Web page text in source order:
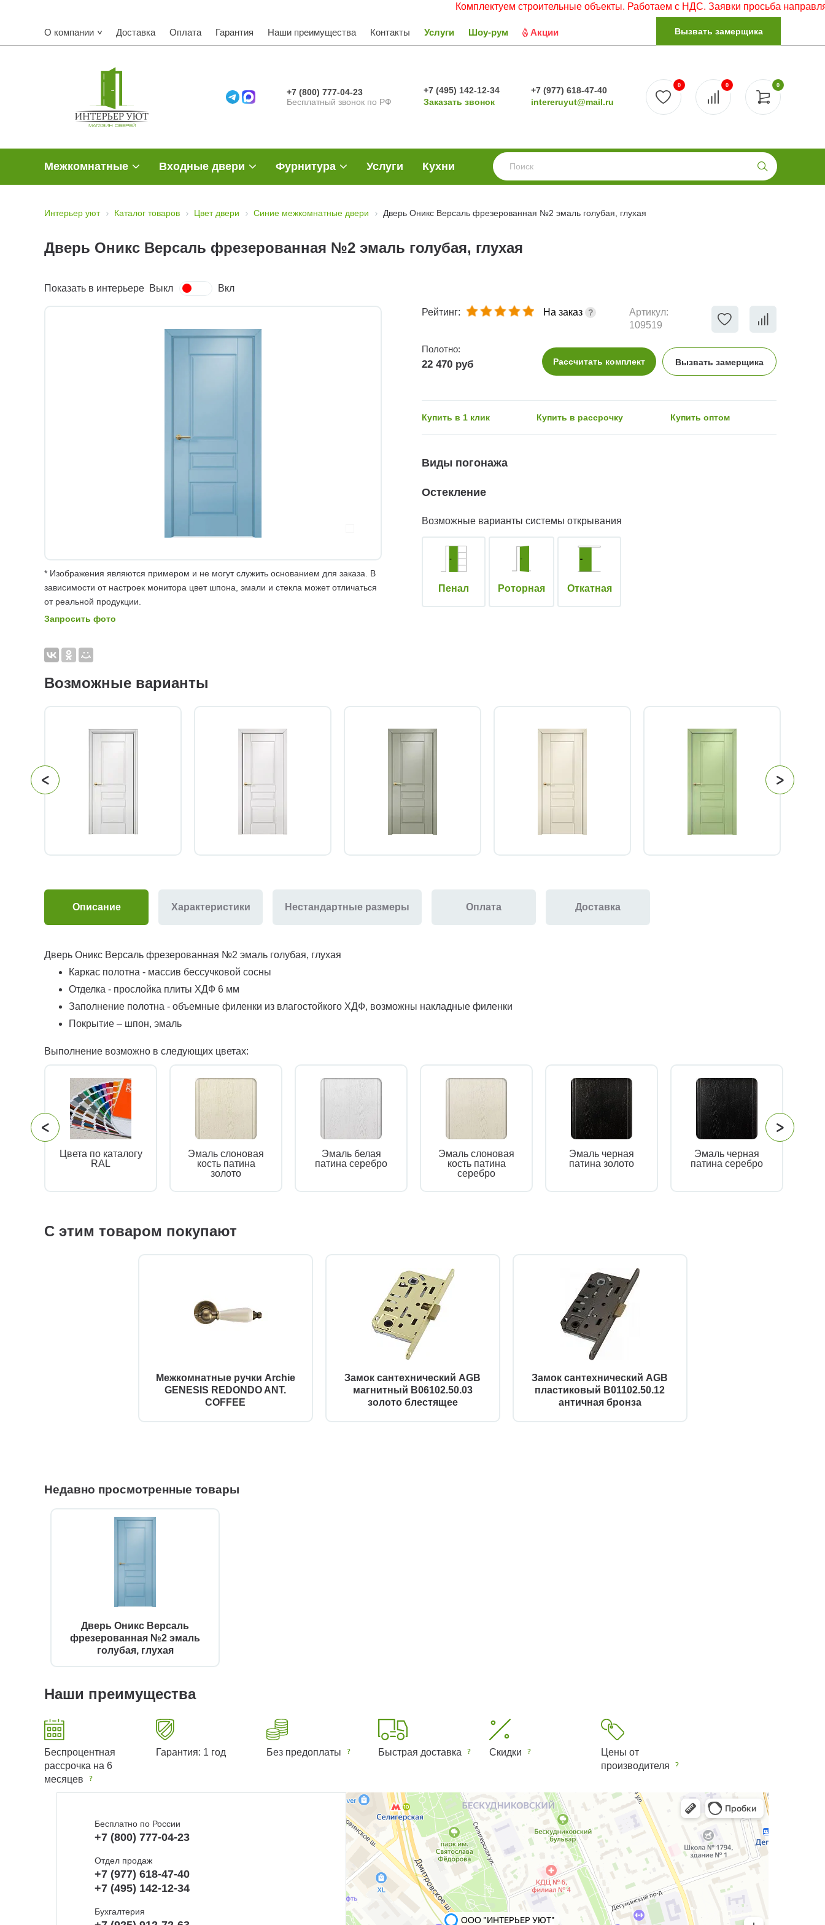
Комплектуем строительные объекты. Работаем с НДС. Заявки просьба направлять на
О компании Доставка Оплата Гарантия Наши преимущества Контакты Услуги Шоу-рум Акции Вызвать замерщика
+7 (800) 777-04-23
Бесплатный звонок по РФ
+7 (495) 142-12-34
Заказать звонок
+7 (977) 618-47-40
intereruyut@mail.ru
0
0 0
Межкомнатные Входные двери Фурнитура Услуги Кухни
Интерьер уют Каталог товаров Цвет двери Синие межкомнатные двери Дверь Оникс Версаль фрезерованная №2 эмаль голубая, глухая
Дверь Оникс Версаль фрезерованная №2 эмаль голубая, глухая
Показать в интерьере Выкл Вкл
* Изображения являются примером и не могут служить основанием для заказа. В
зависимости от настроек монитора цвет шпона, эмали и стекла может отличаться
от реальной продукции.
Запросить фото
Рейтинг: На заказ
Артикул:
109519
Полотно:
22 470 руб Рассчитать комплект Вызвать замерщика
Купить в 1 клик Купить в рассрочку Купить оптом
Виды погонажа
Остекление
Возможные варианты системы открывания
Пенал Роторная Откатная
Возможные варианты
Описание Характеристики Нестандартные размеры Оплата Доставка
Дверь Оникс Версаль фрезерованная №2 эмаль голубая, глухая
Каркас полотна - массив бессучковой сосны
Отделка - прослойка плиты ХДФ 6 мм
Заполнение полотна - объемные филенки из влагостойкого ХДФ, возможны накладные филенки
Покрытие – шпон, эмаль
Выполнение возможно в следующих цветах:
Цвета по каталогу
RAL
Эмаль слоновая
кость патина
золото
Эмаль белая
патина серебро
Эмаль слоновая
кость патина
серебро
Эмаль черная
патина золото
Эмаль черная
патина серебро
С этим товаром покупают
Межкомнатные ручки Archie
GENESIS REDONDO ANT.
COFFEE
Замок сантехнический AGB
магнитный B06102.50.03
золото блестящее
Замок сантехнический AGB
пластиковый B01102.50.12
античная бронза
Недавно просмотренные товары
Дверь Оникс Версаль
фрезерованная №2 эмаль
голубая, глухая
Наши преимущества
Беспроцентная
рассрочка на 6
месяцев
Гарантия: 1 год Без предоплаты Быстрая доставка Скидки
Цены от
производителя
Бесплатно по России
+7 (800) 777-04-23
Отдел продаж
+7 (977) 618-47-40
+7 (495) 142-12-34
Бухгалтерия